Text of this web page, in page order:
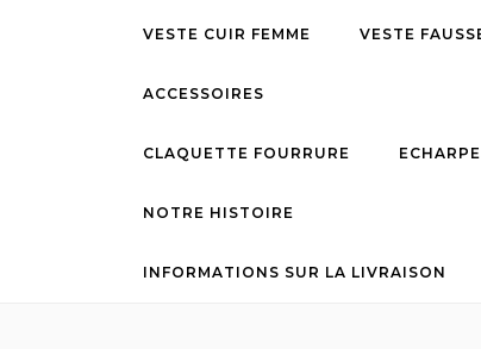
VESTE CUIR FEMME VESTE
ACCESSOIRES
CLAQUETTE FOURRURE
NOTRE HISTOIRE
INFORMATIONS SUR LA LIVRAISON